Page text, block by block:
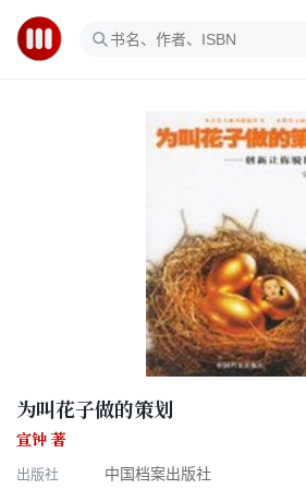
为叫花子做的策划
宣钟 著
出版社
中国档案出版社